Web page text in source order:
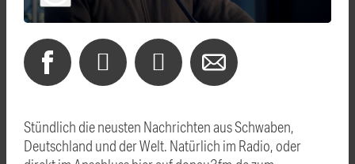
Stündlich die neusten Nachrichten aus Schwaben,
Deutschland und der Welt. Natürlich im Radio, oder